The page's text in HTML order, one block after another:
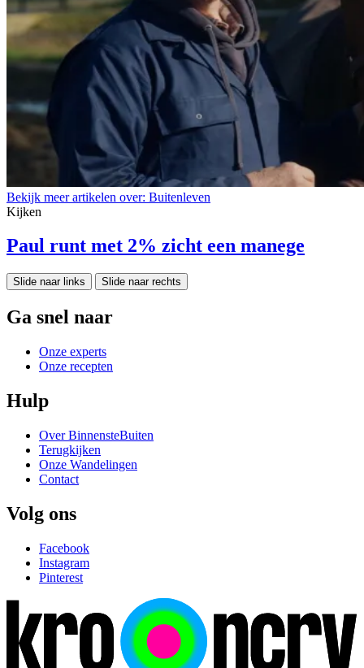
Bekijk meer artikelen over: Buitenleven
Kijken
Paul runt met 2% zicht een manege
Slide naar links Slide naar rechts
Ga snel naar
Onze experts
Onze recepten
Hulp
Over BinnensteBuiten
Terugkijken
Onze Wandelingen
Contact
Volg ons
Facebook
Instagram
Pinterest